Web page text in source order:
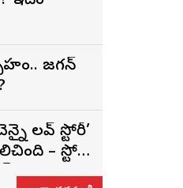
జగన్
లవ్ స్టోరీ’
– స్టోరీ